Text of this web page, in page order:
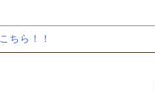
ちら！！